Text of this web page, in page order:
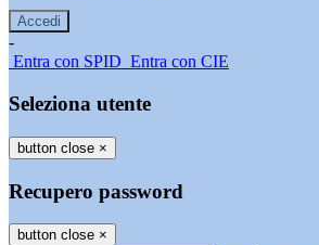
-
Entra con SPID Entra con CIE
Seleziona utente
button close ×
Recupero password
button close ×